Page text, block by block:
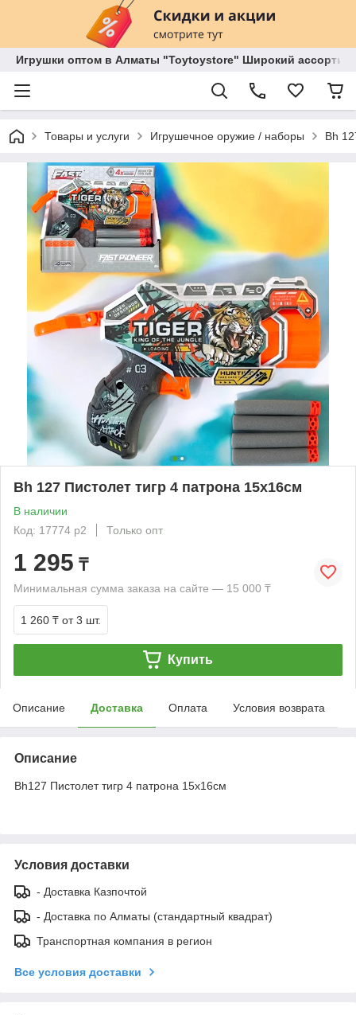
Игрушки оптом в Алматы "Toytoystore" Широкий
Товары и услуги Игрушечное оружие / наборы Bh
Bh 127 Пистолет тигр 4 патрона 15х16см
В наличии
Код: 17774 р2
Только опт
1 295 ₸
Минимальная сумма заказа на сайте — 15 000 ₸
1 260 ₸ от 3 шт.
Купить
Описание Доставка Оплата Условия возврата
Описание
Bh127 Пистолет тигр 4 патрона 15х16см
Условия доставки
- Доставка Казпочтой
- Доставка по Алматы (стандартный квадрат)
Транспортная компания в регион
Все условия доставки